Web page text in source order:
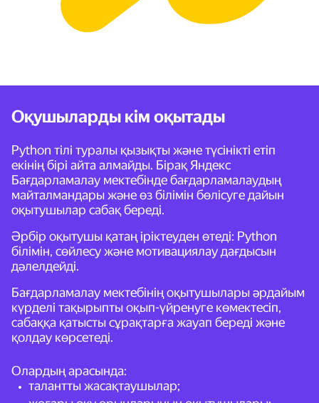
Оқушыларды кім оқытады
Python тілі туралы қызықты және түсінікті етіп
екінің бірі айта алмайды. Бірақ Яндекс
Бағдарламалау мектебінде бағдарламалаудың
майталмандары және өз білімін бөлісуге дайын
оқытушылар сабақ береді.
Әрбір оқытушы қатаң іріктеуден өтеді: Python
білімін, сөйлесу және мотивациялау дағдысын
дәлелдейді.
Бағдарламалау мектебінің оқытушылары әрдайым
күрделі тақырыпты оқып-үйренуге көмектесіп,
сабаққа қатысты сұрақтарға жауап береді және
қолдау көрсетеді.
Олардың арасында:
талантты жасақтаушылар;